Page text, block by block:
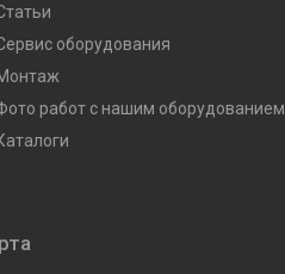
оборудования
работ с нашим оборудованием